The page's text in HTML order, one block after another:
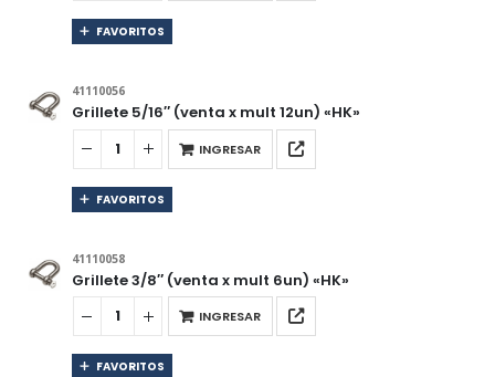
FAVORITOS
41110056
Grillete 5/16″ (venta x mult 12un) «HK»
INGRESAR
FAVORITOS
41110058
Grillete 3/8″ (venta x mult 6un) «HK»
INGRESAR
FAVORITOS